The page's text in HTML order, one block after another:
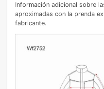
Información adicional sobre
aproximadas con la prenda
fabricante.